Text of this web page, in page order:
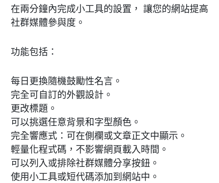
在兩分鐘內完成小工具的設置， 讓您的網站提高
社群媒體參與度。
功能包括：
每日更換隨機鼓勵性名言。
完全可自訂的外觀設計。
更改標題。
可以挑選任意背景和字型顏色。
完全響應式：可在側欄或文章正文中顯示。
輕量化程式碼，不影響網頁載入時間。
可以列入或排除社群媒體分享按鈕。
使用小工具或短代碼添加到網站中。